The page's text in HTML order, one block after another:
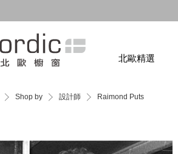
北歐精選
Shop by 設計師 Raimond Puts